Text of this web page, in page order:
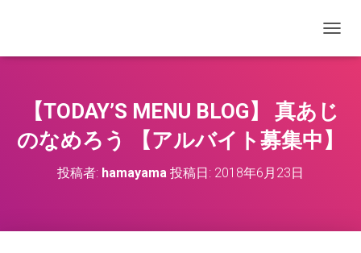
【TODAY’S MENU BLOG】 真あじ
のなめろう 【アルバイト募集中】
投稿者: hamayama 投稿日: 2018年6月23日